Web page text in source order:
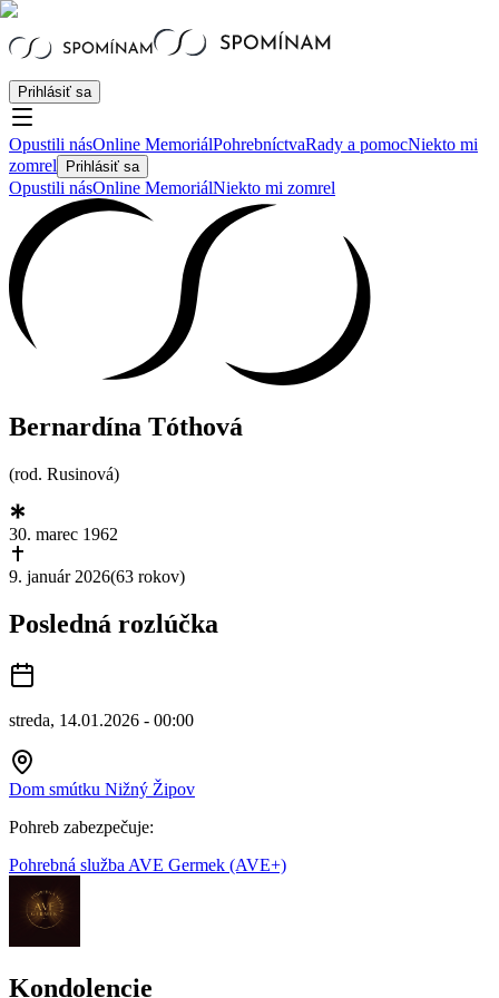
Prihlásiť sa
Opustili násOnline MemoriálPohrebníctvaRady a pomocNiekto mi
zomrel
Prihlásiť sa
Opustili násOnline MemoriálNiekto mi zomrel
Bernardína Tóthová
(rod. Rusinová)
30. marec 1962
9. január 2026(63 rokov)
Posledná rozlúčka
streda, 14.01.2026 - 00:00
Dom smútku Nižný Žipov
Pohreb zabezpečuje:
Pohrebná služba AVE Germek (AVE+)
Kondolencie